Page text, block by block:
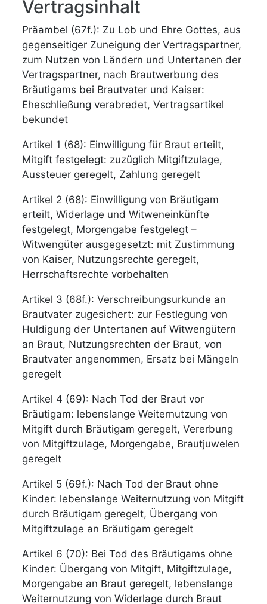
Vertragsinhalt
Präambel (67f.): Zu Lob und Ehre Gottes, aus
gegenseitiger Zuneigung der Vertragspartner,
zum Nutzen von Ländern und Untertanen der
Vertragspartner, nach Brautwerbung des
Bräutigams bei Brautvater und Kaiser:
Eheschließung verabredet, Vertragsartikel
bekundet
Artikel 1 (68): Einwilligung für Braut erteilt,
Mitgift festgelegt: zuzüglich Mitgiftzulage,
Aussteuer geregelt, Zahlung geregelt
Artikel 2 (68): Einwilligung von Bräutigam
erteilt, Widerlage und Witweneinkünfte
festgelegt, Morgengabe festgelegt –
Witwengüter ausgegesetzt: mit Zustimmung
von Kaiser, Nutzungsrechte geregelt,
Herrschaftsrechte vorbehalten
Artikel 3 (68f.): Verschreibungsurkunde an
Brautvater zugesichert: zur Festlegung von
Huldigung der Untertanen auf Witwengütern
an Braut, Nutzungsrechten der Braut, von
Brautvater angenommen, Ersatz bei Mängeln
geregelt
Artikel 4 (69): Nach Tod der Braut vor
Bräutigam: lebenslange Weiternutzung von
Mitgift durch Bräutigam geregelt, Vererbung
von Mitgiftzulage, Morgengabe, Brautjuwelen
geregelt
Artikel 5 (69f.): Nach Tod der Braut ohne
Kinder: lebenslange Weiternutzung von Mitgift
durch Bräutigam geregelt, Übergang von
Mitgiftzulage an Bräutigam geregelt
Artikel 6 (70): Bei Tod des Bräutigams ohne
Kinder: Übergang von Mitgift, Mitgiftzulage,
Morgengabe an Braut geregelt, lebenslange
Weiternutzung von Widerlage durch Braut